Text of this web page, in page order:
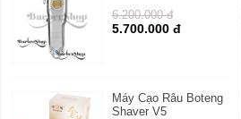
6.200.000 đ
5.700.000 đ
Máy Cạo Râu Boteng
Shaver V5